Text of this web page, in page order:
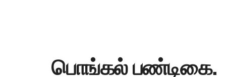
பொங்கல் பண்டிகை.